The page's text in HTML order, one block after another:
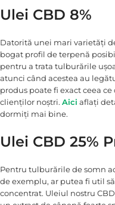
Ulei CBD 8%
Datorită unei mari varietăți
bogat profil de terpenă
pentru a trata tulburările
atunci când acestea au
produs poate fi exact ceea
clienților noștri. Aici aflați
dormiți mai bine.
Ulei CBD 25%
Pentru tulburările de somn
de exemplu, ar putea fi util
concentrat. Uleiul nostru